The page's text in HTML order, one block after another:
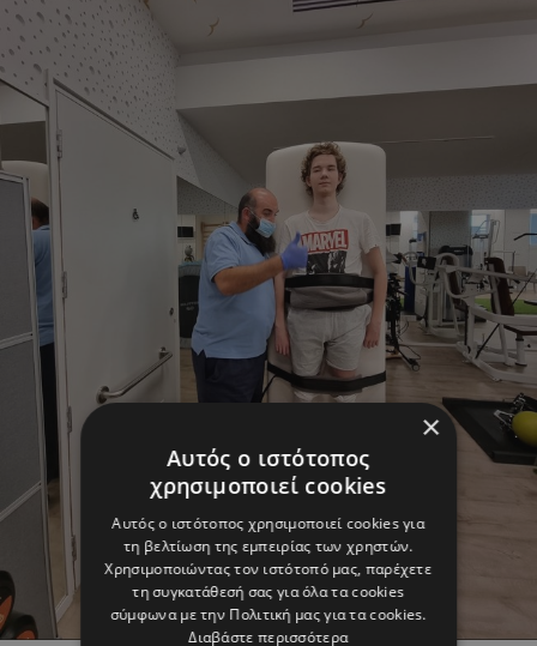
×
Αυτός ο ιστότοπος
χρησιμοποιεί cookies
Αυτός ο ιστότοπος χρησιμοποιεί cookies για
τη βελτίωση της εμπειρίας των χρηστών.
Χρησιμοποιώντας τον ιστότοπό μας, παρέχετε
τη συγκατάθεσή σας για όλα τα cookies
σύμφωνα με την Πολιτική μας για τα cookies.
Διαβάστε περισσότερα